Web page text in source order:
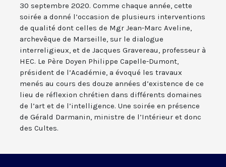
30 septembre 2020. Comme chaque année, cette
soirée a donné l’occasion de plusieurs interventions
de qualité dont celles de Mgr Jean-Marc Aveline,
archevêque de Marseille, sur le dialogue
interreligieux, et de Jacques Gravereau, professeur à
HEC. Le Père Doyen Philippe Capelle-Dumont,
président de l’Académie, a évoqué les travaux
menés au cours des douze années d’existence de ce
lieu de réflexion chrétien dans différents domaines
de l’art et de l’intelligence. Une soirée en présence
de Gérald Darmanin, ministre de l’Intérieur et donc
des Cultes.